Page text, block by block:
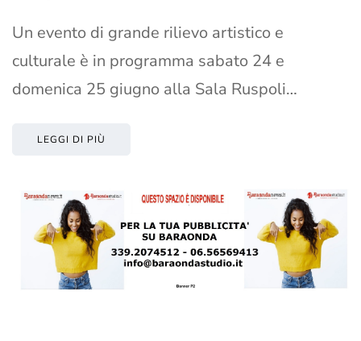
Un evento di grande rilievo artistico e
culturale è in programma sabato 24 e
domenica 25 giugno alla Sala Ruspoli…
LEGGI DI PIÙ